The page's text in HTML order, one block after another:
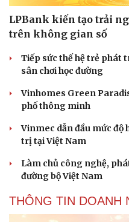
LPBank kiến tạo trải
trên không gian số
Tiếp sức thế hệ trẻ phát
sân chơi học đường
Vinhomes Green
phố thông minh
Vinmec dẫn đầu mức độ
trị tại Việt Nam
Làm chủ công nghệ,
đường bộ Việt Nam
THÔNG TIN DOANH